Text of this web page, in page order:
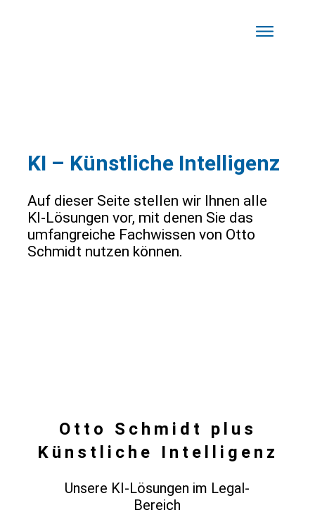
KI – Künstliche Intelligenz
Auf dieser Seite stellen wir Ihnen alle
KI-Lösungen vor, mit denen Sie das
umfangreiche Fachwissen von Otto
Schmidt nutzen können.
Otto Schmidt plus
Künstliche Intelligenz
Unsere KI-Lösungen im Legal-
Bereich